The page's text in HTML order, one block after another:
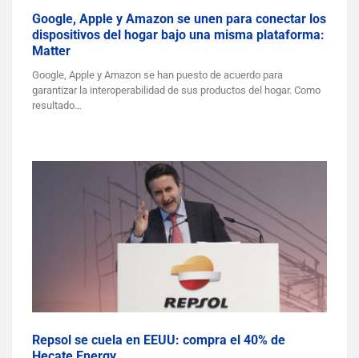
Google, Apple y Amazon se unen para conectar los
dispositivos del hogar bajo una misma plataforma:
Matter
Google, Apple y Amazon se han puesto de acuerdo para
garantizar la interoperabilidad de sus productos del hogar. Como
resultado…
Repsol se cuela en EEUU: compra el 40% de